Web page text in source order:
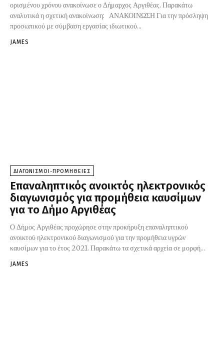
ορισμένου χρόνου ανακοίνωσε ο Δήμαρχος Αργιθέας. Παρακάτω
αναλυτικά η σχετική ανακοίνωση: ΑΝΑΚΟΙΝΩΣΗ Για την πρόσληψη
προσωπικού με σύμβαση εργασίας ιδιωτικού...
JAMES
ΔΙΑΓΩΝΙΣΜΟΙ-ΠΡΟΜΗΘΕΙΕΣ
Επαναληπτικός ανοικτός ηλεκτρονικός
διαγωνισμός για προμήθεια καυσίμων
για το Δήμο Αργιθέας
Ο Δήμος Αργιθέας προχώρησε στην προκήρυξη επαναληπτικού
ανοικτού ηλεκτρονικού διαγωνισμού για την προμήθεια υγρών
καυσίμων για το έτος 2021. Παρακάτω τα σχετικά αρχεία σε μορφή...
JAMES